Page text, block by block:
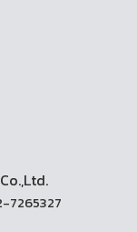
7265327